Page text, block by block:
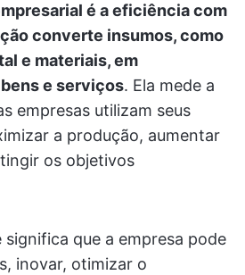
é a eficiência com
converte insumos, como
e materiais, em
e serviços. Ela mede a
empresas utilizam seus
a produção, aumentar
os objetivos
que a empresa pode
inovar, otimizar o